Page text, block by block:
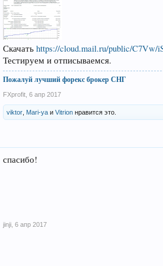
Скачатьhttps://cloud.mail.ru/public/C7Vw/
Тестируем и отписываемся.
Пожалуй лучший форекс брокер СНГ
FXprofit 6 апр 2017
viktor Mari-ya иVitrion нравится это.
спасибо!
jinji 6 апр 2017